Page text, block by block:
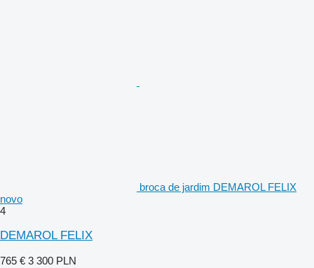
broca de jardim DEMAROL FELIX
novo
4
DEMAROL FELIX
765 € 3 300 PLN